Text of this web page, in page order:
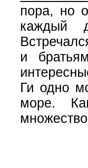
пора, но
каждый
и
Ги одно
море.